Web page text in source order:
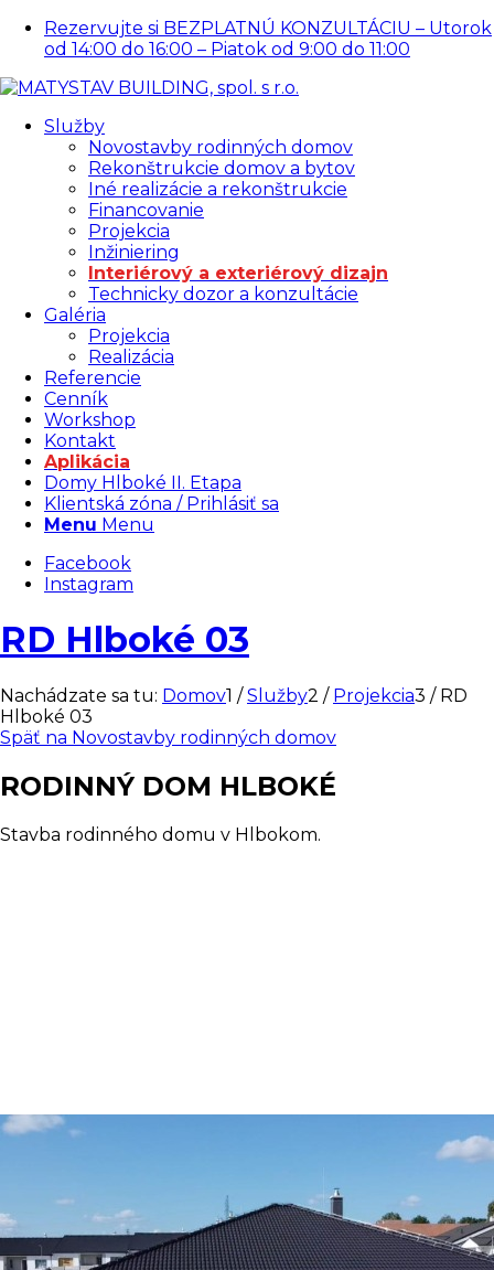
Rezervujte si BEZPLATNÚ KONZULTÁCIU – Utorok
od 14:00 do 16:00 – Piatok od 9:00 do 11:00
Služby
Novostavby rodinných domov
Rekonštrukcie domov a bytov
Iné realizácie a rekonštrukcie
Financovanie
Projekcia
Inžiniering
Interiérový a exteriérový dizajn
Technicky dozor a konzultácie
Galéria
Projekcia
Realizácia
Referencie
Cenník
Workshop
Kontakt
Aplikácia
Domy Hlboké II. Etapa
Klientská zóna / Prihlásiť sa
Menu Menu
Facebook
Instagram
RD Hlboké 03
Nachádzate sa tu: Domov1 / Služby2 / Projekcia3 / RD
Hlboké 03
Späť na Novostavby rodinných domov
RODINNÝ DOM HLBOKÉ
Stavba rodinného domu v Hlbokom.